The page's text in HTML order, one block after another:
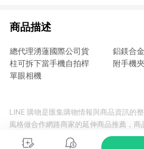
商品描述
總代理湧蓮國際公司貨 鋁鎂合
柱可拆下當手機自拍桿 附手機
單眼相機
LINE 購物是匯集購物情報與商品資訊的
風格做合作網路商家的延伸商品推薦，
商品至各合作網路商家，確認現售價與